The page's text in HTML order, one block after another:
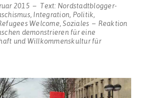
2015 Text: Nordstadtblogger-
, Integration, Politik,
Welcome,Soziales
Reaktion
demonstrieren für eine
und Willkommenskultur für